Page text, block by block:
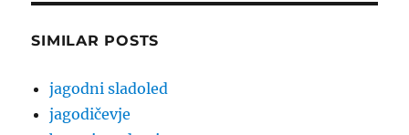
SIMILAR POSTS
jagodni sladoled
jagodičevje